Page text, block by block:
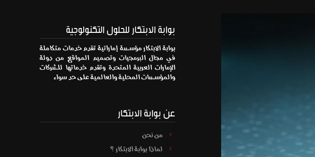
بوابة الابتكار للحلول التكنولوجية
بوابة الابتكار مؤسسة إماراتية تقدم خدمات متكاملة
في مجال البرمجيات وتصميم المواقع من دولة
الإمارات العربية المتحدة وتقدم خدماتها للشركات
والمؤسسات المحلية والعالمية على حد سواء
عن بوابة الابتكار
من نحن
لماذا بوابة الابتكار ؟